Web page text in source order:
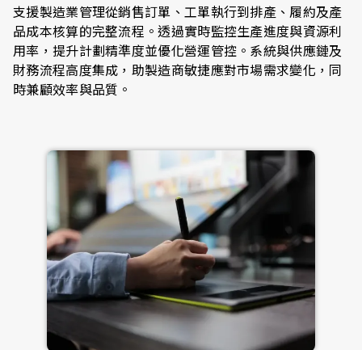
支援製造業管理從銷售訂單、工單執行到排產、履約及產
品成本核算的完整流程。透過實時監控生產進度與資源利
用率，提升計劃精準度並優化營運管控。系統與供應鏈及
財務流程高度集成，助製造商敏捷應對市場需求變化，同
時兼顧效率與品質。